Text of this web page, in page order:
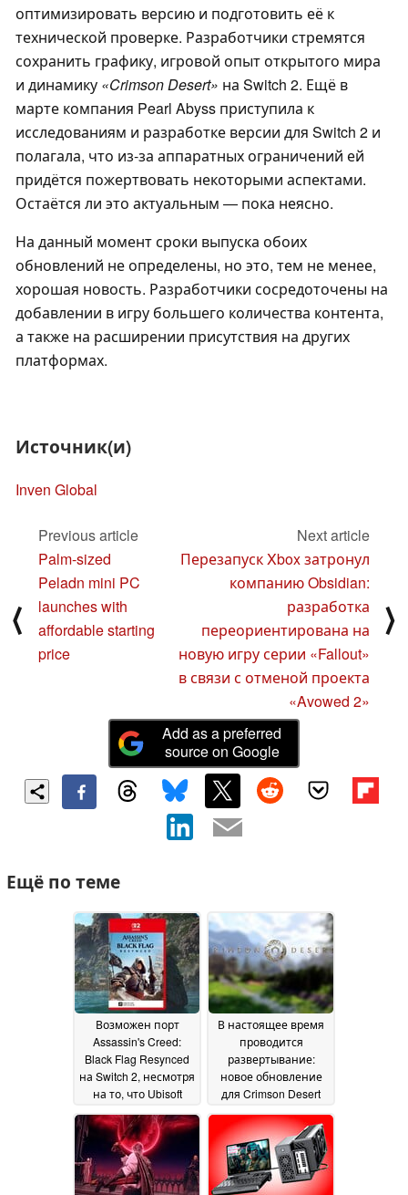
оптимизировать версию и подготовить её к
технической проверке. Разработчики стремятся
сохранить графику, игровой опыт открытого мира
и динамику «Crimson Desert» на Switch 2. Ещё в
марте компания Pearl Abyss приступила к
исследованиям и разработке версии для Switch 2 и
полагала, что из-за аппаратных ограничений ей
придётся пожертвовать некоторыми аспектами.
Остаётся ли это актуальным — пока неясно.
На данный момент сроки выпуска обоих
обновлений не определены, но это, тем не менее,
хорошая новость. Разработчики сосредоточены на
добавлении в игру большего количества контента,
а также на расширении присутствия на других
платформах.
Источник(и)
Inven Global
⟨
Previous article
Palm-sized
Peladn mini PC
launches with
affordable starting
price
Next article
Перезапуск Xbox затронул
компанию Obsidian:
разработка
переориентирована на
новую игру серии «Fallout»
в связи с отменой проекта
«Avowed 2»
⟩
Add as a preferred
source on Google
Ещё по теме
Возможен порт
Assassin's Creed:
Black Flag Resynced
на Switch 2, несмотря
на то, что Ubisoft
выпуска игры21 July
2026
В настоящее время
проводится
развертывание:
новое обновление
для Crimson Desert
долгожданную
функцию16 July 2026